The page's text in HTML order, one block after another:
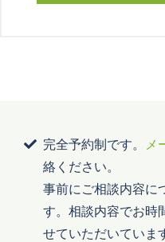
完全予約制です。 メ
絡ください。
事前にご相談内容に
す。相談内容でお時
せていただいていま